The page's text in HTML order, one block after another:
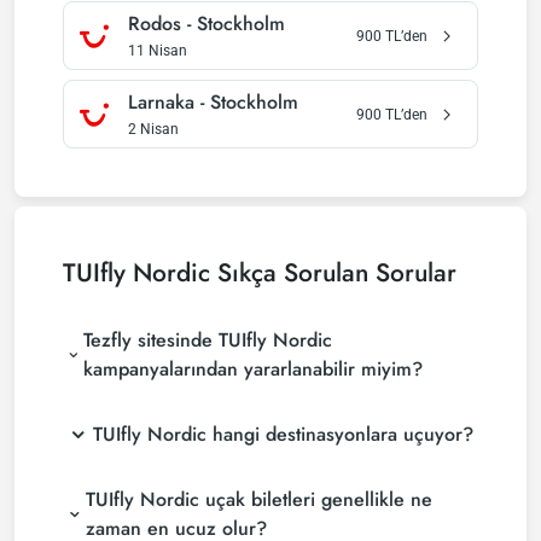
Rodos -Stockholm
11 Nisan
900 TL’den
Larnaka -Stockholm
2 Nisan
900 TL’den
TUIfly Nordic Sıkça Sorulan Sorular
Tezfly sitesinde TUIfly Nordic
kampanyalarından yararlanabilir miyim?
TUIfly Nordic hangi destinasyonlara uçuyor?
TUIfly Nordic uçak biletleri genellikle ne
zaman en ucuz olur?